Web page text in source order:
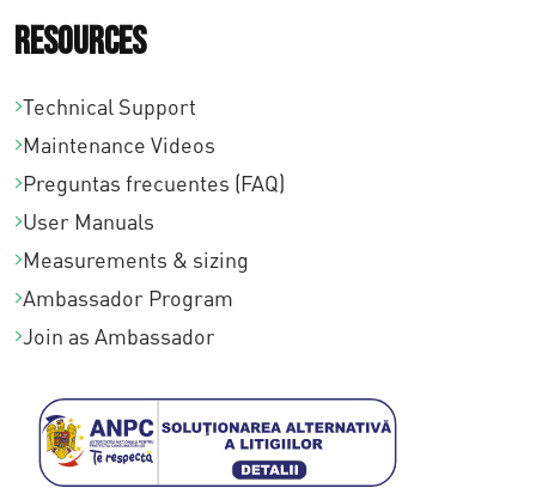
Resources
Technical Support
Maintenance Videos
Preguntas frecuentes (FAQ)
User Manuals
Measurements & sizing
Ambassador Program
Join as Ambassador